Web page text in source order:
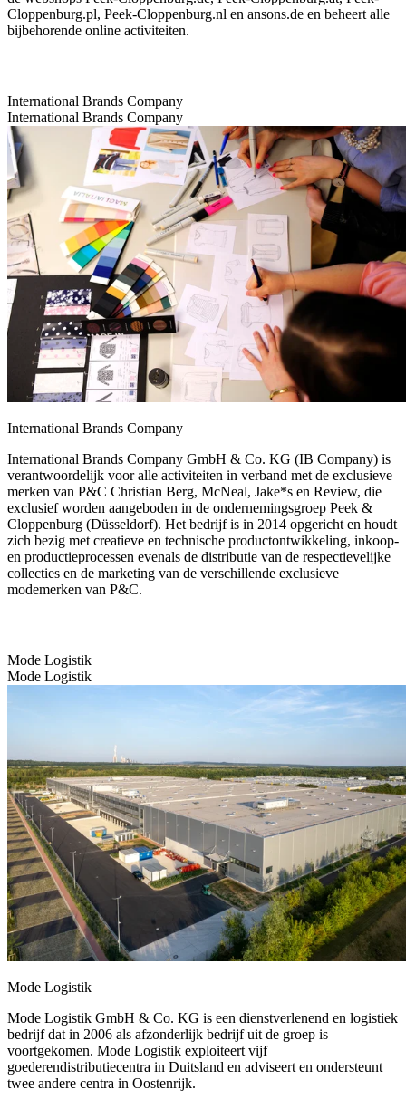
Cloppenburg.pl, Peek-Cloppenburg.nl en ansons.de en beheert alle
bijbehorende online activiteiten.
International Brands Company
International Brands Company
International Brands Company
International Brands Company GmbH & Co. KG (IB Company) is
verantwoordelijk voor alle activiteiten in verband met de exclusieve
merken van P&C Christian Berg, McNeal, Jake*s en Review, die
exclusief worden aangeboden in de ondernemingsgroep Peek &
Cloppenburg (Düsseldorf). Het bedrijf is in 2014 opgericht en houdt
zich bezig met creatieve en technische productontwikkeling, inkoop-
en productieprocessen evenals de distributie van de respectievelijke
collecties en de marketing van de verschillende exclusieve
modemerken van P&C.
Mode Logistik
Mode Logistik
Mode Logistik
Mode Logistik GmbH & Co. KG is een dienstverlenend en logistiek
bedrijf dat in 2006 als afzonderlijk bedrijf uit de groep is
voortgekomen. Mode Logistik exploiteert vijf
goederendistributiecentra in Duitsland en adviseert en ondersteunt
twee andere centra in Oostenrijk.